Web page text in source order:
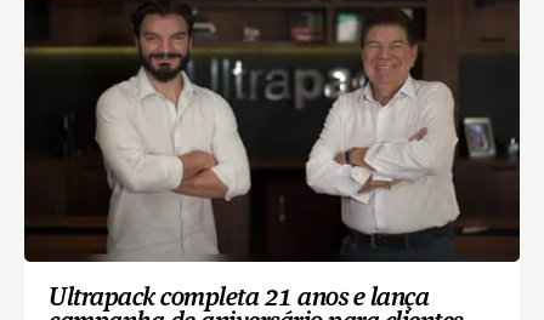
Ultrapack completa 21 anos e lança